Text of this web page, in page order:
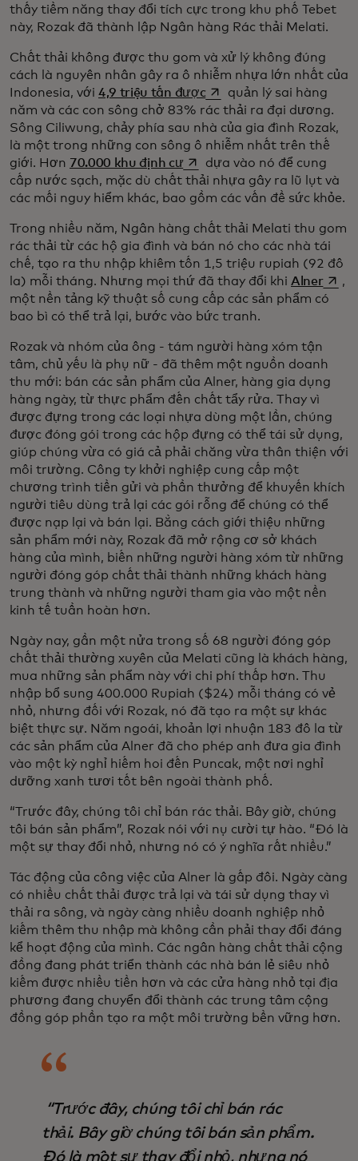
thấy tiềm năng thay đổi tích cực trong khu phố Tebet
này, Rozak đã thành lập Ngân hàng Rác thải Melati.
Chất thải không được thu gom và xử lý không đúng
cách là nguyên nhân gây ra ô nhiễm nhựa lớn nhất của
Indonesia, với 4,9 triệu tấn đượcopens in a new tab
quản lý sai hàng
năm và các con sông chở 83% rác thải ra đại dương.
Sông Ciliwung, chảy phía sau nhà của gia đình Rozak,
là một trong những con sông ô nhiễm nhất trên thế
giới. Hơn 70.000 khu định cưopens in a new tab
dựa vào nó để cung
cấp nước sạch, mặc dù chất thải nhựa gây ra lũ lụt và
các mối nguy hiểm khác, bao gồm các vấn đề sức khỏe.
Trong nhiều năm, Ngân hàng chất thải Melati thu gom
rác thải từ các hộ gia đình và bán nó cho các nhà tái
chế, tạo ra thu nhập khiêm tốn 1,5 triệu rupiah (92 đô
la) mỗi tháng. Nhưng mọi thứ đã thay đổi khi Alner
,
một nền tảng kỹ thuật số cung cấp các sản phẩm có
bao bì có thể trả lại, bước vào bức tranh.
Rozak và nhóm của ông - tám người hàng xóm tận
tâm, chủ yếu là phụ nữ - đã thêm một nguồn doanh
thu mới: bán các sản phẩm của Alner, hàng gia dụng
hàng ngày, từ thực phẩm đến chất tẩy rửa. Thay vì
được đựng trong các loại nhựa dùng một lần, chúng
được đóng gói trong các hộp đựng có thể tái sử dụng,
giúp chúng vừa có giá cả phải chăng vừa thân thiện với
môi trường. Công ty khởi nghiệp cung cấp một
chương trình tiền gửi và phần thưởng để khuyến khích
người tiêu dùng trả lại các gói rỗng để chúng có thể
được nạp lại và bán lại. Bằng cách giới thiệu những
sản phẩm mới này, Rozak đã mở rộng cơ sở khách
hàng của mình, biến những người hàng xóm từ những
người đóng góp chất thải thành những khách hàng
trung thành và những người tham gia vào một nền
kinh tế tuần hoàn hơn.
Ngày nay, gần một nửa trong số 68 người đóng góp
chất thải thường xuyên của Melati cũng là khách hàng,
mua những sản phẩm này với chi phí thấp hơn. Thu
nhập bổ sung 400.000 Rupiah ($24) mỗi tháng có vẻ
nhỏ, nhưng đối với Rozak, nó đã tạo ra một sự khác
biệt thực sự. Năm ngoái, khoản lợi nhuận 183 đô la từ
các sản phẩm của Alner đã cho phép anh đưa gia đình
vào một kỳ nghỉ hiếm hoi đến Puncak, một nơi nghỉ
dưỡng xanh tươi tốt bên ngoài thành phố.
“Trước đây, chúng tôi chỉ bán rác thải. Bây giờ, chúng
tôi bán sản phẩm”, Rozak nói với nụ cười tự hào. “Đó là
một sự thay đổi nhỏ, nhưng nó có ý nghĩa rất nhiều.”
Tác động của công việc của Alner là gấp đôi. Ngày càng
có nhiều chất thải được trả lại và tái sử dụng thay vì
thải ra sông, và ngày càng nhiều doanh nghiệp nhỏ
kiếm thêm thu nhập mà không cần phải thay đổi đáng
kể hoạt động của mình. Các ngân hàng chất thải cộng
đồng đang phát triển thành các nhà bán lẻ siêu nhỏ
kiếm được nhiều tiền hơn và các cửa hàng nhỏ tại địa
phương đang chuyển đổi thành các trung tâm cộng
đồng góp phần tạo ra một môi trường bền vững hơn.
“Trước đây, chúng tôi chỉ bán rác
thải. Bây giờ chúng tôi bán sản phẩm.
Đó là một sự thay đổi nhỏ, nhưng nó